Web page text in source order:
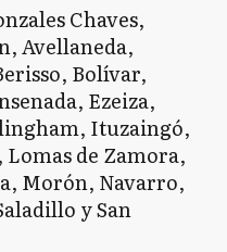
Chaves,
Avellaneda,
Bolívar,
Ezeiza,
Ituzaingó,
de Zamora,
Morón, Navarro,
y San